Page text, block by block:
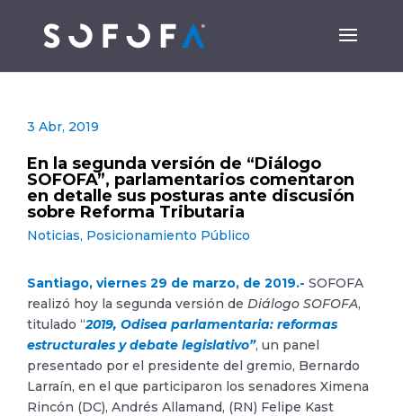
3 Abr, 2019
En la segunda versión de “Diálogo
SOFOFA”, parlamentarios comentaron
en detalle sus posturas ante discusión
sobre Reforma Tributaria
Noticias, Posicionamiento Público
Santiago, viernes 29 de marzo, de 2019.- SOFOFA
realizó hoy la segunda versión de Diálogo SOFOFA,
titulado “2019, Odisea parlamentaria: reformas
estructurales y debate legislativo”, un panel
presentado por el presidente del gremio, Bernardo
Larraín, en el que participaron los senadores Ximena
Rincón (DC), Andrés Allamand, (RN) Felipe Kast